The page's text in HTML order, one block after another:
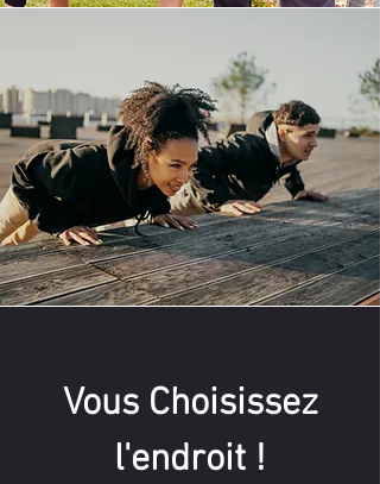
Vous Choisissez
l'endroit !